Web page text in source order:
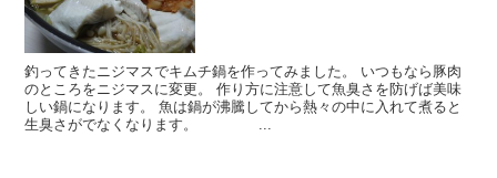
釣ってきたニジマスでキムチ鍋を作ってみました。 いつもなら豚肉
のところをニジマスに変更。 作り方に注意して魚臭さを防げば美味
しい鍋になります。 魚は鍋が沸騰してから熱々の中に入れて煮ると
生臭さがでなくなります。 ...